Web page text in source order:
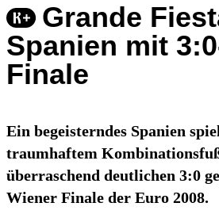
Grande
Spanien mit
Finale
Ein begeisterndes Spanien
traumhaftem
überraschend deutlichen 3:0
Wiener Finale der Euro 2008.